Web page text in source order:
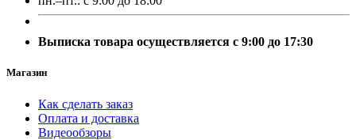
Выписка товара осуществляется с 9:00 до 17:30
Магазин
Как сделать заказ
Оплата и доставка
Видеообзоры